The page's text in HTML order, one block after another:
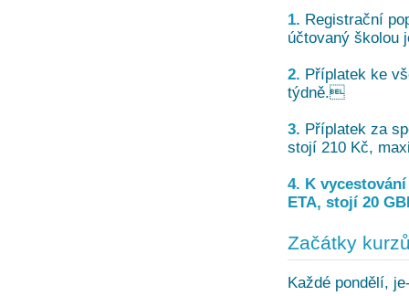
1. Registrační
účtovaný školou
2. Příplatek ke
týdně.
3. Příplatek za
stojí 210 Kč,
4. K
ETA, stojí 20
Začátky
Každé pondělí,